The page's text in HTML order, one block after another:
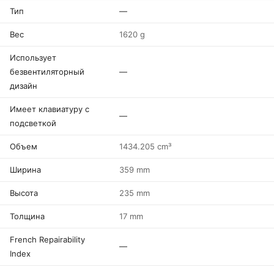
Тип —
Вес 1620 g
Использует
безвентиляторный
дизайн
—
Имеет клавиатуру с
подсветкой
—
Объем 1434.205 cm³
Ширина 359 mm
Высота 235 mm
Толщина 17 mm
French Repairability
Index
—